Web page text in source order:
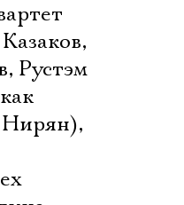
Рустэм
Нирян),